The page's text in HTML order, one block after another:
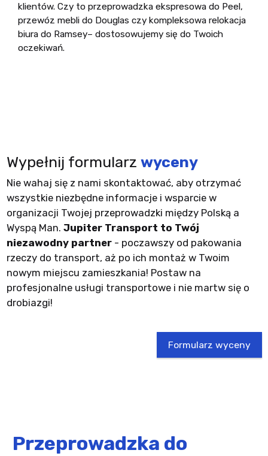
klientów. Czy to przeprowadzka ekspresowa do Peel,
przewóz mebli do Douglas czy kompleksowa relokacja
biura do Ramsey– dostosowujemy się do Twoich
oczekiwań.
Wypełnij formularz wyceny
Nie wahaj się z nami skontaktować, aby otrzymać
wszystkie niezbędne informacje i wsparcie w
organizacji Twojej przeprowadzki między Polską a
Wyspą Man. Jupiter Transport to Twój
niezawodny partner- poczawszy od pakowania
rzeczy do transport, aż po ich montaż w Twoim
nowym miejscu zamieszkania! Postaw na
profesjonalne usługi transportowe i nie martw się o
drobiazgi!
Formularz wyceny
Przeprowadzka do